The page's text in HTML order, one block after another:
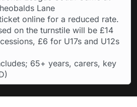
Lane
online for a reduced rate.
on the turnstile will be £14
£6 for U17s and U12s
65+ years, carers, key